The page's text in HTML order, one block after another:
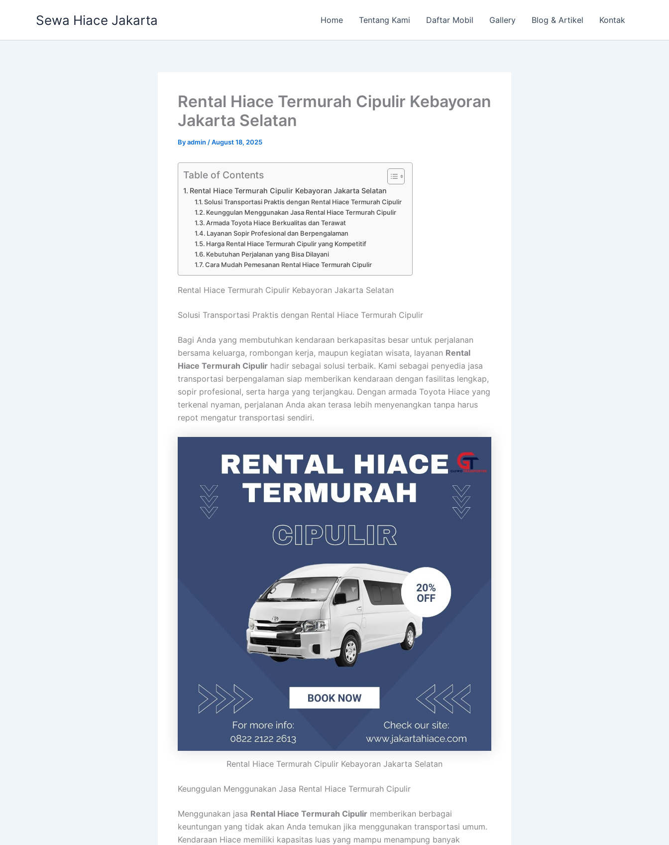
Sewa Hiace Jakarta Home Tentang Kami Daftar Mobil Gallery Blog & Artikel Kontak
Rental Hiace Termurah Cipulir Kebayoran
Jakarta Selatan
Byadmin /August 18, 2025
Table of Contents
Rental Hiace Termurah Cipulir Kebayoran Jakarta Selatan
Solusi Transportasi Praktis dengan Rental Hiace Termurah Cipulir
Keunggulan Menggunakan Jasa Rental Hiace Termurah Cipulir
Armada Toyota Hiace Berkualitas dan Terawat
Layanan Sopir Profesional dan Berpengalaman
Harga Rental Hiace Termurah Cipulir yang Kompetitif
Kebutuhan Perjalanan yang Bisa Dilayani
Cara Mudah Pemesanan Rental Hiace Termurah Cipulir
Rental Hiace Termurah Cipulir Kebayoran Jakarta Selatan
Solusi Transportasi Praktis dengan Rental Hiace Termurah Cipulir
Bagi Anda yang membutuhkan kendaraan berkapasitas besar untuk perjalanan
bersama keluarga, rombongan kerja, maupun kegiatan wisata, layanan Rental
Hiace Termurah Cipulir hadir sebagai solusi terbaik. Kami sebagai penyedia jasa
transportasi berpengalaman siap memberikan kendaraan dengan fasilitas lengkap,
sopir profesional, serta harga yang terjangkau. Dengan armada Toyota Hiace yang
terkenal nyaman, perjalanan Anda akan terasa lebih menyenangkan tanpa harus
repot mengatur transportasi sendiri.
Rental Hiace Termurah Cipulir Kebayoran Jakarta Selatan
Keunggulan Menggunakan Jasa Rental Hiace Termurah Cipulir
Menggunakan jasa Rental Hiace Termurah Cipulir memberikan berbagai
keuntungan yang tidak akan Anda temukan jika menggunakan transportasi umum.
Kendaraan Hiace memiliki kapasitas luas yang mampu menampung banyak